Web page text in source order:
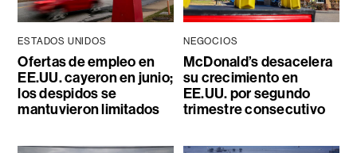
ESTADOS UNIDOS
Ofertas de empleo en
EE.UU. cayeron en junio;
los despidos se
mantuvieron limitados
NEGOCIOS
McDonald’s desacelera
su crecimiento en
EE.UU. por segundo
trimestre consecutivo